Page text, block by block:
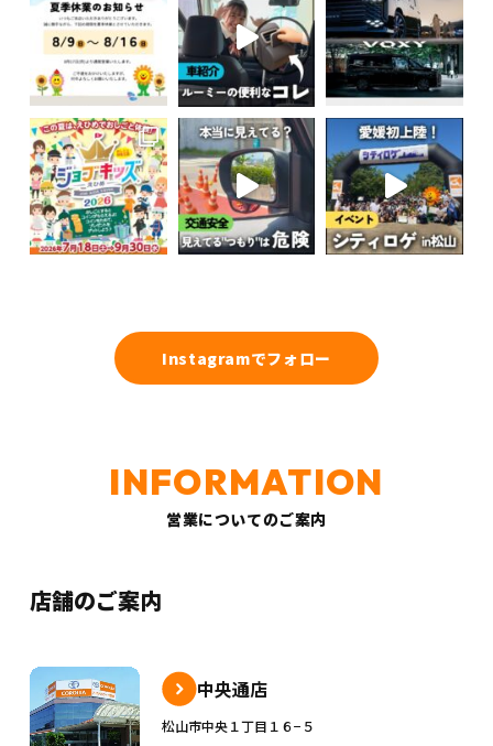
Instagramでフォロー
営業についてのご案内
店舗のご案内
中央通店
松山市中央１丁目１６−５